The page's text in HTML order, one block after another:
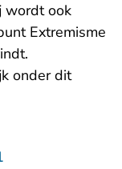
wordt ook
Extremisme
onder dit